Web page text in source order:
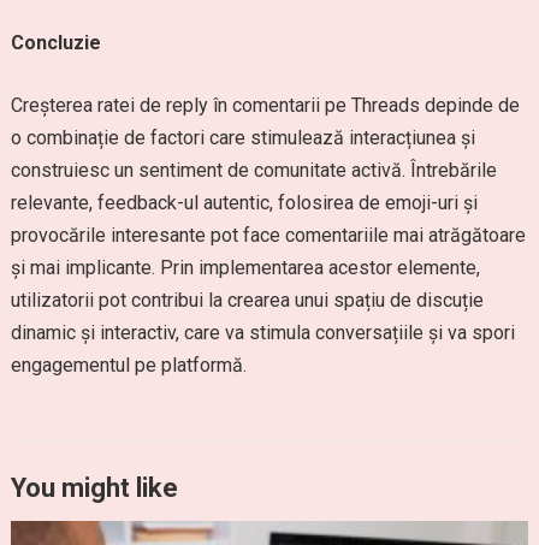
Concluzie
Creșterea ratei de reply în comentarii pe Threads depinde de
o combinație de factori care stimulează interacțiunea și
construiesc un sentiment de comunitate activă. Întrebările
relevante, feedback-ul autentic, folosirea de emoji-uri și
provocările interesante pot face comentariile mai atrăgătoare
și mai implicante. Prin implementarea acestor elemente,
utilizatorii pot contribui la crearea unui spațiu de discuție
dinamic și interactiv, care va stimula conversațiile și va spori
engagementul pe platformă.
You might like